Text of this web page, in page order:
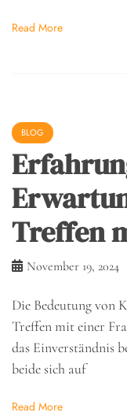
Read More
BLOG
Treffen
November 19, 2024
Die Bedeutung von
Treffen mit einer
das Einverständnis
beide sich auf
Read More